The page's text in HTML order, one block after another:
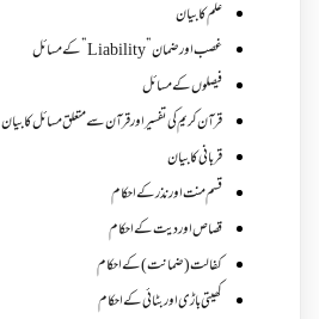
علم کا بیان
غصب اورضمان”Liability” کے مسائل
فیصلوں کے مسائل
قرآن کریم کی تفسیر اور قرآن سے متعلق مسائل کا بیان
قربانی کا بیان
قسم منت اور نذر کے احکام
قصاص اور دیت کے احکام
کفالت (ضمانت) کے احکام
کھیتی باڑی اور بٹائی کے احکام